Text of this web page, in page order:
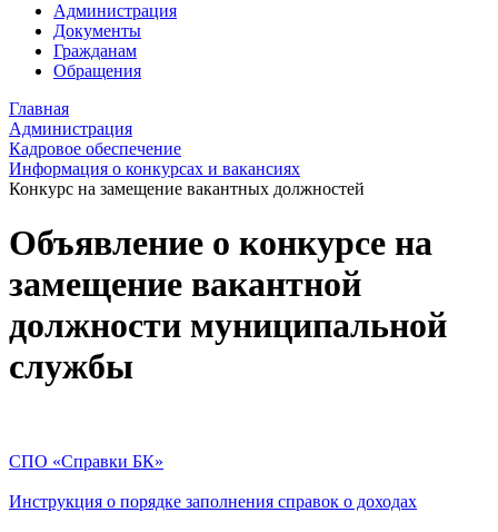
Администрация
Документы
Гражданам
Обращения
Главная
Администрация
Кадровое обеспечение
Информация о конкурсах и вакансиях
Конкурс на замещение вакантных должностей
Объявление о конкурсе на
замещение вакантной
должности муниципальной
службы
СПО «Справки БК»
Инструкция о порядке заполнения справок о доходах